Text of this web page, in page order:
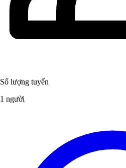
Số lượng tuyển
1 người